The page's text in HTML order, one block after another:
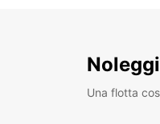
Una flotta